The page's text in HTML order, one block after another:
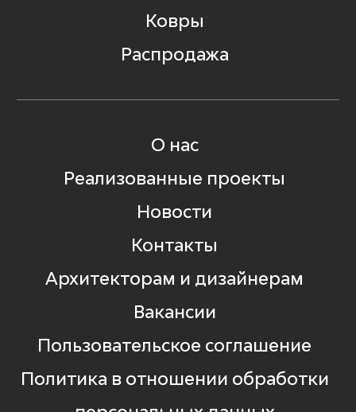
Ковры
Распродажа
О нас
Реализованные проекты
Новости
Контакты
Архитекторам и дизайнерам
Вакансии
Пользовательское соглашение
Политика в отношении обработки